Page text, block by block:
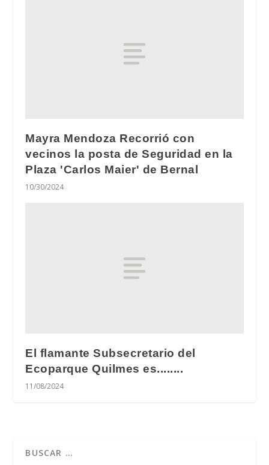
Mayra Mendoza Recorrió con
vecinos la posta de Seguridad en la
Plaza 'Carlos Maier' de Bernal
10/30/2024
El flamante Subsecretario del
Ecoparque Quilmes es........
11/08/2024